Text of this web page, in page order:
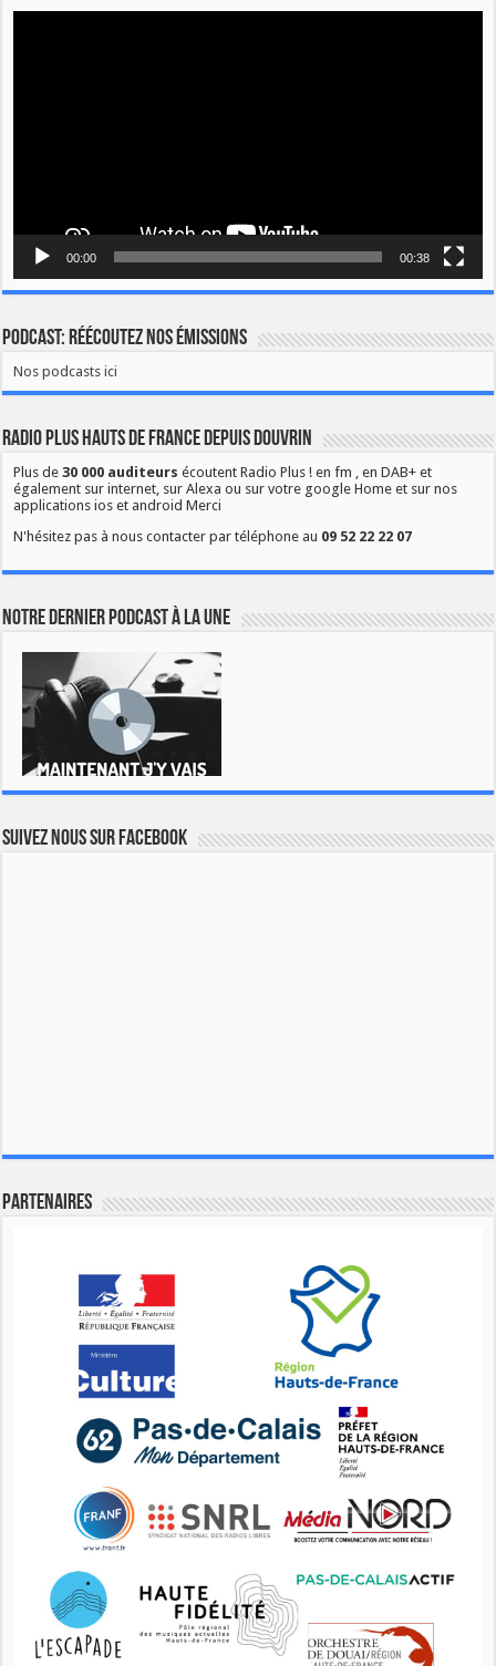
00:00 00:38
Podcast: Réécoutez nos émissions
Nos podcasts ici
Radio Plus Hauts de France depuis Douvrin
Plus de30 000 auditeurs écoutent Radio Plus ! en fm , en DAB+ et
également sur internet, sur Alexa ou sur votre google Home et sur nos
applications ios et android Merci
N'hésitez pas à nous contacter par téléphone au 09 52 22 22 07
Notre dernier podcast à la une
Suivez nous sur Facebook
Partenaires